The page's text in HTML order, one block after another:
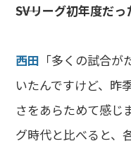
――SVリーグ初年度だ
西田 「多くの試合
いたんですけど、昨
さをあらためて感じ
グ時代と比べると、